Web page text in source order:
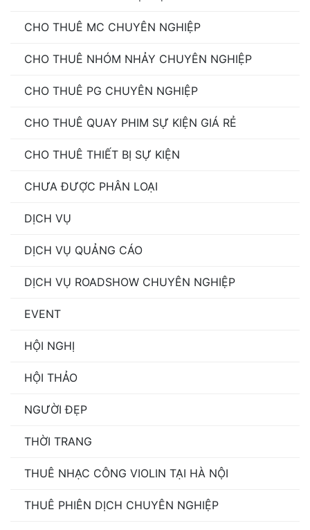
CHO THUÊ MC CHUYÊN NGHIỆP
CHO THUÊ NHÓM NHẢY CHUYÊN NGHIỆP
CHO THUÊ PG CHUYÊN NGHIỆP
CHO THUÊ QUAY PHIM SỰ KIỆN GIÁ RẺ
CHO THUÊ THIẾT BỊ SỰ KIỆN
CHƯA ĐƯỢC PHÂN LOẠI
DỊCH VỤ
DỊCH VỤ QUẢNG CÁO
DỊCH VỤ ROADSHOW CHUYÊN NGHIỆP
EVENT
HỘI NGHỊ
HỘI THẢO
NGƯỜI ĐẸP
THỜI TRANG
THUÊ NHẠC CÔNG VIOLIN TẠI HÀ NỘI
THUÊ PHIÊN DỊCH CHUYÊN NGHIỆP